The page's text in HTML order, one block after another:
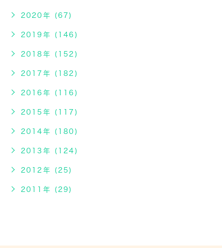
2020年 (67)
2019年 (146)
2018年 (152)
2017年 (182)
2016年 (116)
2015年 (117)
2014年 (180)
2013年 (124)
2012年 (25)
2011年 (29)